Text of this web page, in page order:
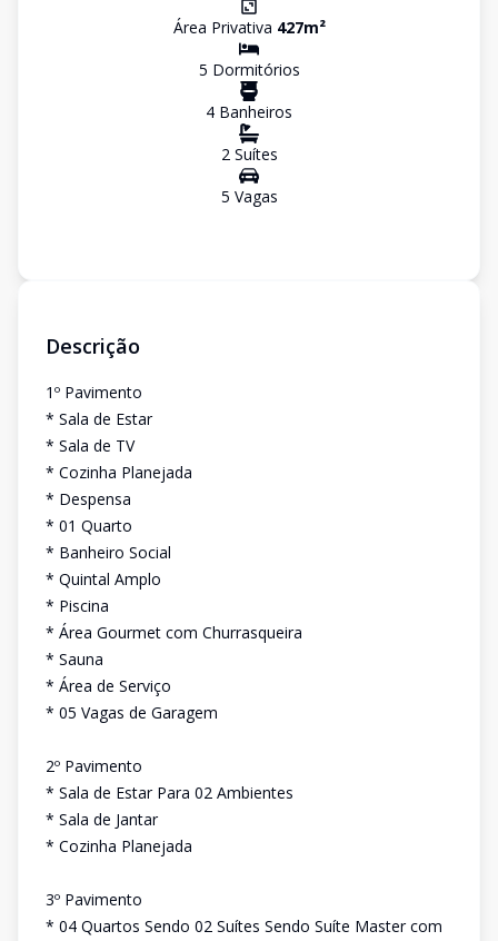
Área Privativa 427m²
5 Dormitórios
4 Banheiros
2Suítes
5 Vagas
Descrição
1º Pavimento
* Sala de Estar
* Sala de TV
* Cozinha Planejada
* Despensa
* 01 Quarto
* Banheiro Social
* Quintal Amplo
* Piscina
* Área Gourmet com Churrasqueira
* Sauna
* Área de Serviço
* 05 Vagas de Garagem
2º Pavimento
* Sala de Estar Para 02 Ambientes
* Sala de Jantar
* Cozinha Planejada
3º Pavimento
* 04 Quartos Sendo 02 Suítes Sendo Suíte Master com